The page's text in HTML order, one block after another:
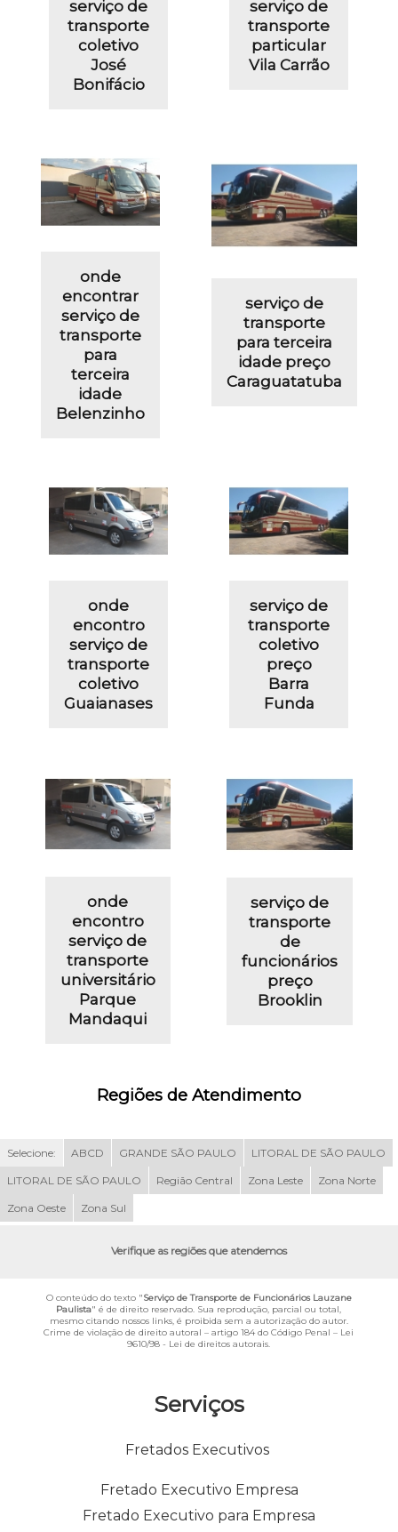
Serviços
Fretados Executivos
Fretado Executivo Empresa
Fretado Executivo para Empresa
serviço de
transporte
coletivo
José
Bonifácio
serviço de
transporte
particular
Vila Carrão
onde
encontrar
serviço de
transporte
para
terceira
idade
Belenzinho
serviço de
transporte
para terceira
idade preço
Caraguatatuba
onde
encontro
serviço de
transporte
coletivo
Guaianases
serviço de
transporte
coletivo
preço
Barra
Funda
onde
encontro
serviço de
transporte
universitário
Parque
Mandaqui
serviço de
transporte
de
funcionários
preço
Brooklin
Regiões de Atendimento
Selecione: ABCD GRANDE SÃO PAULO LITORAL DE SÃO PAULO
LITORAL DE SÃO PAULO Região Central Zona Leste Zona Norte
Zona Oeste Zona Sul
Verifique as regiões que atendemos
O conteúdo do texto "Serviço de Transporte de Funcionários Lauzane
Paulista" é de direito reservado. Sua reprodução, parcial ou total,
mesmo citando nossos links, é proibida sem a autorização do autor.
Crime de violação de direito autoral – artigo 184 do Código Penal – Lei
9610/98 - Lei de direitos autorais.